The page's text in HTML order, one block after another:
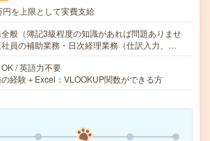
円を上限として実費支給
般（簿記3級程度の知識があれば問題ありませ
社員の補助業務・日次経理業務（仕訳入力、…
/ 英語力不要
経験＋Excel：VLOOKUP関数ができる方